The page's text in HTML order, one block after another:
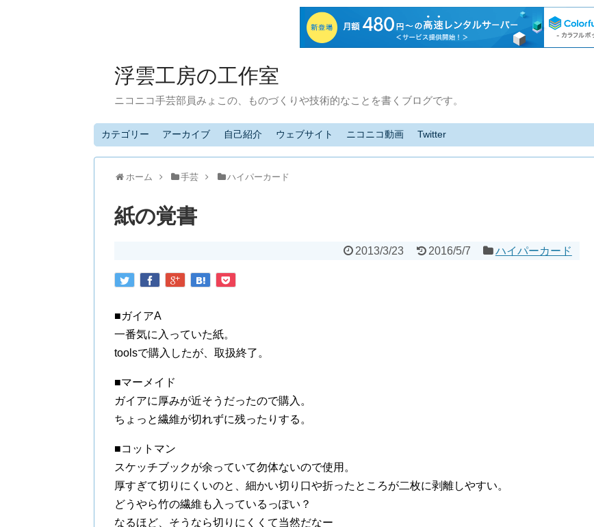
浮雲工房の工作室
ニコニコ手芸部員みょこの、ものづくりや技術的なことを書くブログです。
カテゴリー アーカイブ 自己紹介 ウェブサイト ニコニコ動画 Twitter
ホーム 手芸 ハイパーカード
紙の覚書
2013/3/23 2016/5/7 ハイパーカード
■ガイアA
一番気に入っていた紙。
toolsで購入したが、取扱終了。
■マーメイド
ガイアに厚みが近そうだったので購入。
ちょっと繊維が切れずに残ったりする。
■コットマン
スケッチブックが余っていて勿体ないので使用。
厚すぎて切りにくいのと、細かい切り口や折ったところが二枚に剥離しやすい。
どうやら竹の繊維も入っているっぽい？
なるほど、そうなら切りにくくて当然だなー